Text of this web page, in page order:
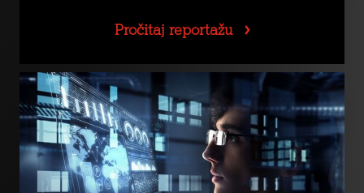
Pročitaj reportažu